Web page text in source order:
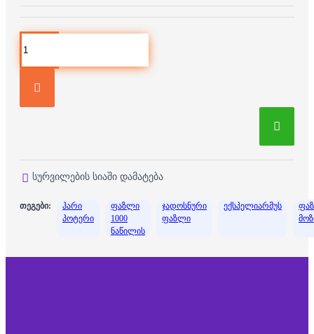
სურვილების სიაში დამატება
თეგები:
ჰარი
პოტერი
ფაზლი
1000
ნაწილის
ჯადოსნური
ფაზლი
ექსპელიარმუს